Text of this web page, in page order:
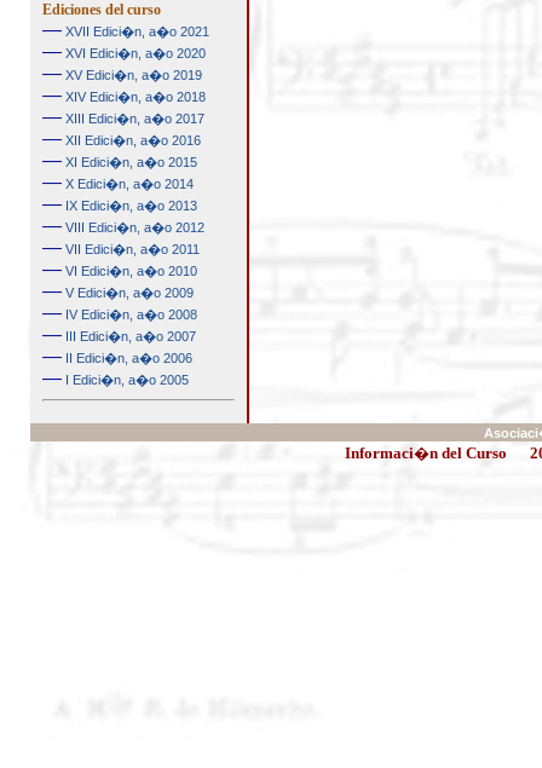
Ediciones del curso
—XVII Edici�n, a�o 2021
—XVI Edici�n, a�o 2020
—XV Edici�n, a�o 2019
—XIV Edici�n, a�o 2018
—XIII Edici�n, a�o 2017
—XII Edici�n, a�o 2016
—XI Edici�n, a�o 2015
—X Edici�n, a�o 2014
—IX Edici�n, a�o 2013
—VIII Edici�n, a�o 2012
—VII Edici�n, a�o 2011
—VI Edici�n, a�o 2010
—V Edici�n, a�o 2009
—IV Edici�n, a�o 2008
—III Edici�n, a�o 2007
—II Edici�n, a�o 2006
—I Edici�n, a�o 2005
Informaci�n del Curso